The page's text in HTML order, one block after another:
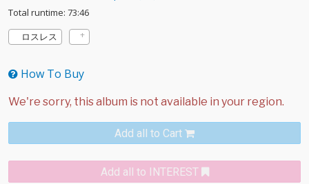
Total runtime: 73:46
ロスレス
How To Buy
Add all to Cart
Add all to INTEREST